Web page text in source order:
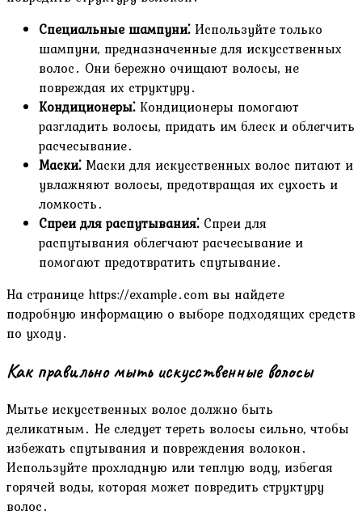
Специальные шампуни⁚ Используйте только
шампуни, предназначенные для искусственных
волос․ Они бережно очищают волосы, не
повреждая их структуру․
Кондиционеры⁚ Кондиционеры помогают
разгладить волосы, придать им блеск и облегчить
расчесывание․
Маски⁚ Маски для искусственных волос питают и
увлажняют волосы, предотвращая их сухость и
ломкость․
Спреи для распутывания⁚ Спреи для
распутывания облегчают расчесывание и
помогают предотвратить спутывание․
На странице https://example․com вы найдете
подробную информацию о выборе подходящих средств
по уходу․
Как правильно мыть искусственные волосы
Мытье искусственных волос должно быть
деликатным․ Не следует тереть волосы сильно, чтобы
избежать спутывания и повреждения волокон․
Используйте прохладную или теплую воду, избегая
горячей воды, которая может повредить структуру
волос․